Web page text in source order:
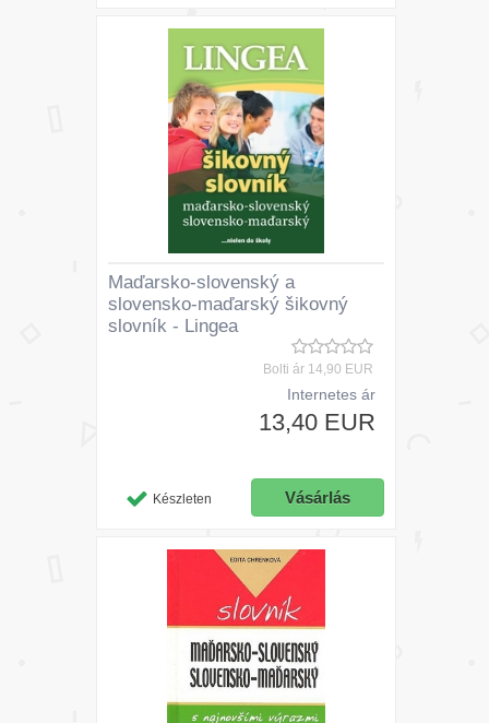
Maďarsko-slovenský a
slovensko-maďarský šikovný
slovník - Lingea
Bolti ár 14,90 EUR
Internetes ár
13,40 EUR
Készleten